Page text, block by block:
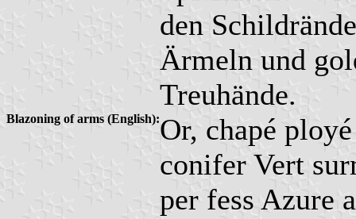
den
Ärmeln und
Treuhände.
Blazoning of arms (English):Or, chapé
conifer Vert
per fess Azure